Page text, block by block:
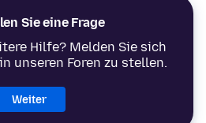
Sie eine Frage
Hilfe? Melden Sie sich
unseren Foren zu stellen.
Weiter